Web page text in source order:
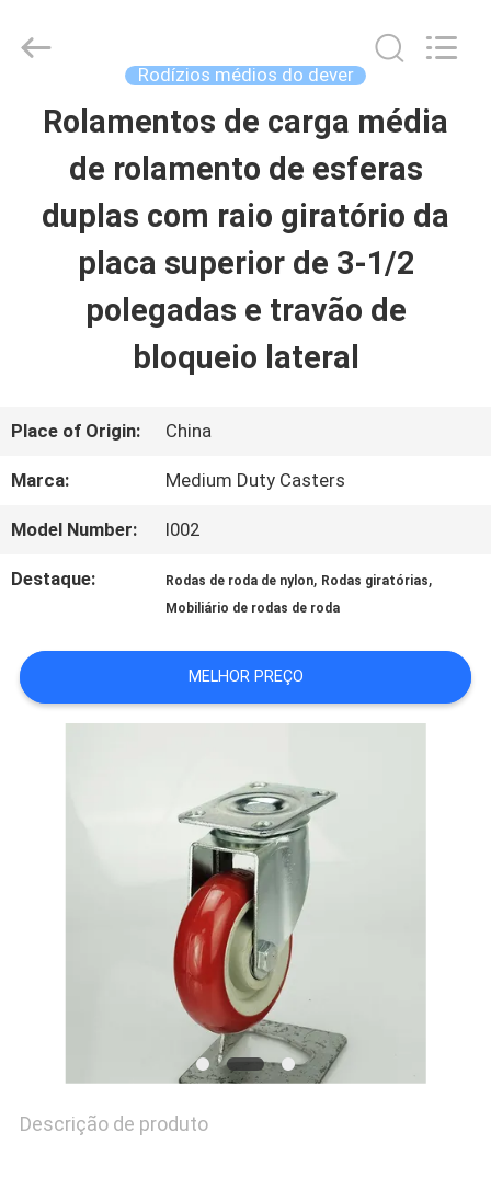
CASA
PRODUTOS
VÍDEOS
EXCURSÃO
DA
FÁBRICA
CONTROLE
DA
MAPA
Ylcaster
Metal
Rodízios médios do dever
Rolamentos de carga média
de rolamento de esferas
duplas com raio giratório da
placa superior de 3-1/2
polegadas e travão de
bloqueio lateral
Place of Origin: China
Marca: Medium Duty Casters
Model Number: I002
Destaque: Rodas de roda de nylon, Rodas giratórias,
Mobiliário de rodas de roda
MELHOR PREÇO
Descrição de produto